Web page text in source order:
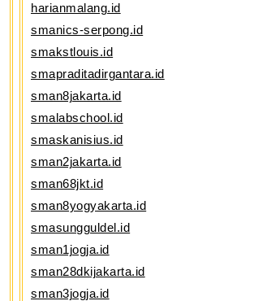
harianmalang.id
smanics-serpong.id
smakstlouis.id
smapraditadirgantara.id
sman8jakarta.id
smalabschool.id
smaskanisius.id
sman2jakarta.id
sman68jkt.id
sman8yogyakarta.id
smasungguldel.id
sman1jogja.id
sman28dkijakarta.id
sman3jogja.id